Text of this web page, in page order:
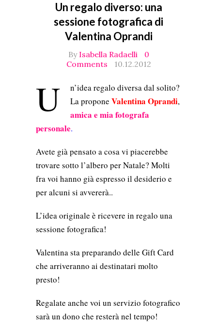
Un regalo diverso: una
sessione fotografica di
Valentina Oprandi
By Isabella Radaelli
0
Comments
10.12.2012
U
n’idea regalo diversa dal solito?
La propone Valentina Oprandi,
amica e mia fotografa
personale.
Avete già pensato a cosa vi piacerebbe
trovare sotto l’albero per Natale? Molti
fra voi hanno già espresso il desiderio e
per alcuni si avvererà..
L’idea originale è ricevere in regalo una
sessione fotografica!
Valentina sta preparando delle Gift Card
che arriveranno ai destinatari molto
presto!
Regalate anche voi un servizio fotografico
sarà un dono che resterà nel tempo!